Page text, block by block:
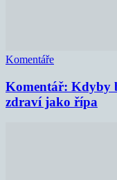
Komentáře
Komentář: Kdyby
zdraví jako řípa